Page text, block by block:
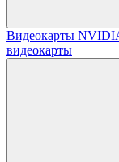
Видеокарты
видеокарты